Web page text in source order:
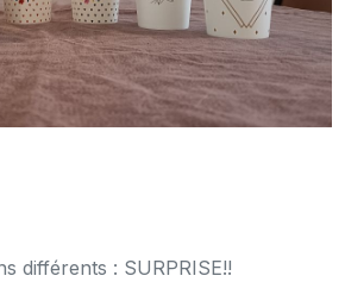
différents : SURPRISE!!